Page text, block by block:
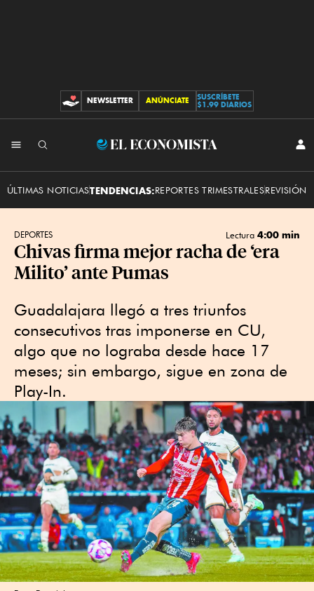
CONTRIBUCIONES
NEWSLETTER ANÚNCIATE
SUSCRÍBETE
$1.99 DIARIOS
El
ÚLTIMAS NOTICIASTENDENCIAS:REPORTES TRIMESTRALESREVISIÓN
DEPORTES Lectura 4:00 min
Chivas firma mejor racha de ‘era
Milito’ ante Pumas
Guadalajara llegó a tres triunfos
consecutivos tras imponerse en CU,
algo que no lograba desde hace 17
meses; sin embargo, sigue en zona de
Play-In.